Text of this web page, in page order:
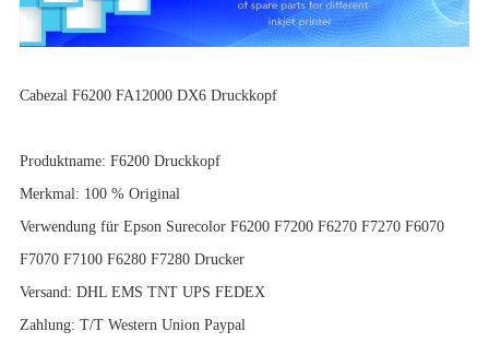
Cabezal F6200 FA12000 DX6 Druckkopf
Produktname: F6200 Druckkopf
Merkmal: 100 % Original
Verwendung für Epson Surecolor F6200 F7200 F6270 F7270 F6070
F7070 F7100 F6280 F7280 Drucker
Versand: DHL EMS TNT UPS FEDEX
Zahlung: T/T Western Union Paypal